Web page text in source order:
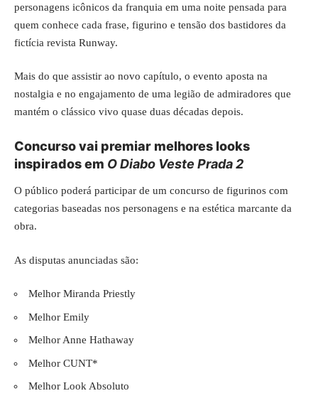
personagens icônicos da franquia em uma noite pensada para
quem conhece cada frase, figurino e tensão dos bastidores da
fictícia revista Runway.
Mais do que assistir ao novo capítulo, o evento aposta na
nostalgia e no engajamento de uma legião de admiradores que
mantém o clássico vivo quase duas décadas depois.
Concurso vai premiar melhores looks
inspirados em O Diabo Veste Prada 2
O público poderá participar de um concurso de figurinos com
categorias baseadas nos personagens e na estética marcante da
obra.
As disputas anunciadas são:
Melhor Miranda Priestly
Melhor Emily
Melhor Anne Hathaway
Melhor CUNT*
Melhor Look Absoluto